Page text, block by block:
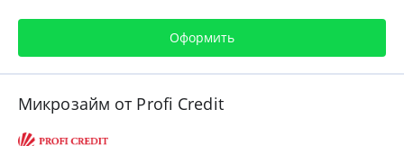
Оформить
Микрозайм от Profi Credit